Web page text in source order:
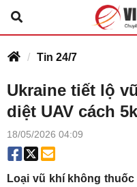
Tin 24/7
Ukraine tiết lộ
diệt UAV cách
18/05/2026 04:09
Loại vũ khí không